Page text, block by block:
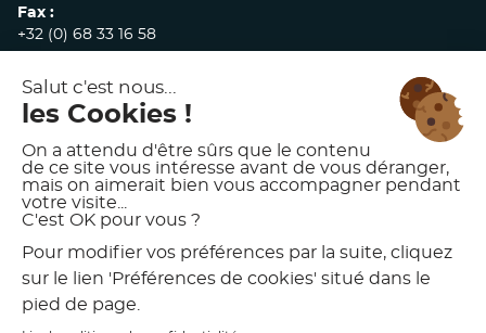
Fax :
+32 (0) 68 33 16 58
commandes@akw-medicare.com
© 2026 AKW INTERNATIONAL
MENTIONS LÉGALES
POLITIQUE DE CONFIDENTIALITÉ
CONDITIONS GÉNÉRALES DE VENTE
CHARTE D’UTILISATION DES VISUELS AKW